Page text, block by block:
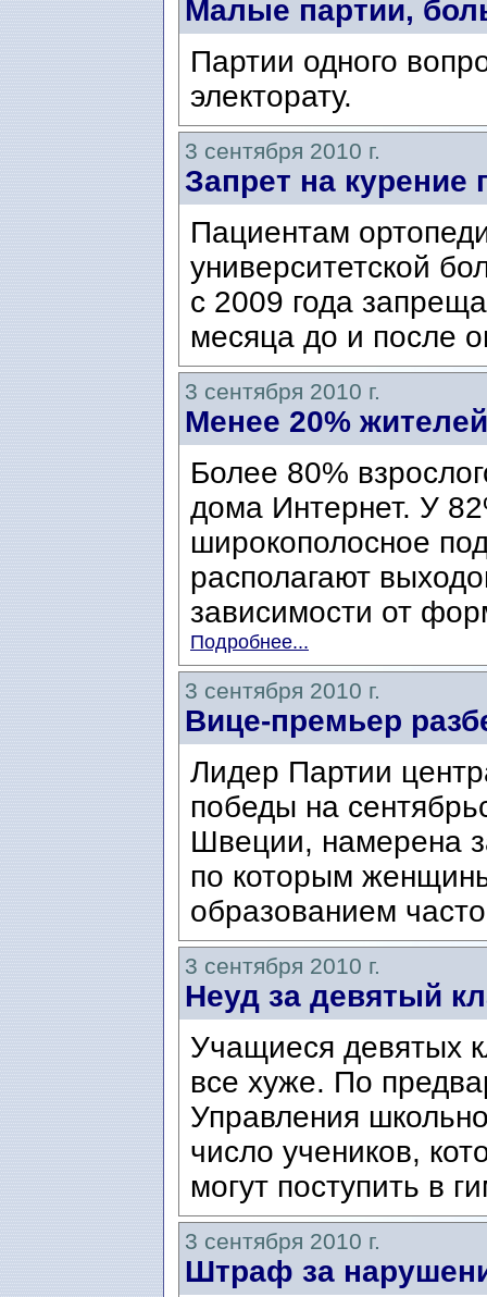
Малые партии,
Партии одного
электорату.
3 сентября 2010 г.
Запрет на курение
Пациентам
университетской
с 2009 года
месяца до и после
3 сентября 2010 г.
Менее 20%
Более 80%
дома Интернет. У
широкополосное
располагают
зависимости от
Подробнее...
3 сентября 2010 г.
Вице-премьер
Лидер Партии
победы на
Швеции, намерена
по которым
образованием
3 сентября 2010 г.
Неуд за девятый
Учащиеся девятых
все хуже. По
Управления
число учеников,
могут поступить в
3 сентября 2010 г.
Штраф за